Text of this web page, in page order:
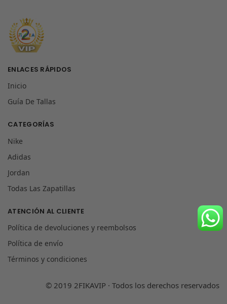
ENLACES RÁPIDOS
Inicio
Guía De Tallas
CATEGORÍAS
Nike
Adidas
Jordan
Todas Las Zapatillas
ATENCIÓN AL CLIENTE
Política de devoluciones y reembolsos
Política de envío
Términos y condiciones
© 2019 2FIKAVIP · Todos los derechos reservados